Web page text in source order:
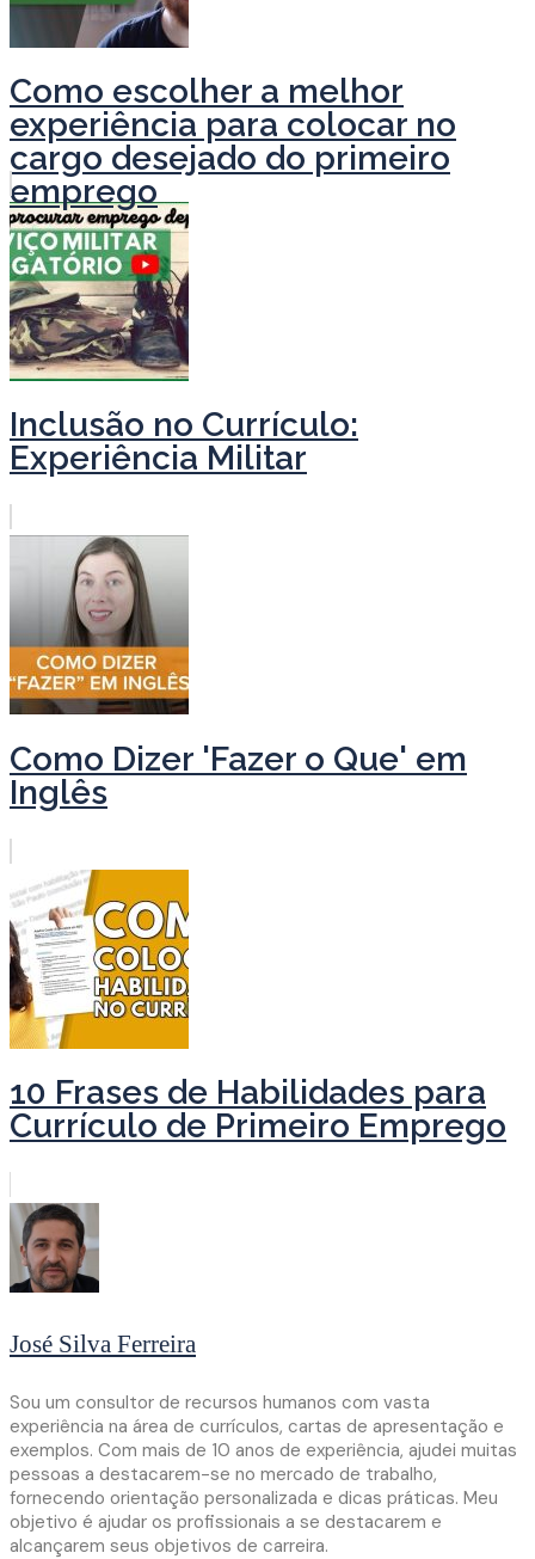
Como escolher a melhor
experiência para colocar no
cargo desejado do primeiro
emprego
Inclusão no Currículo:
Experiência Militar
Como Dizer 'Fazer o Que' em
Inglês
10 Frases de Habilidades para
Currículo de Primeiro Emprego
José Silva Ferreira
Sou um consultor de recursos humanos com vasta
experiência na área de currículos, cartas de apresentação e
exemplos. Com mais de 10 anos de experiência, ajudei muitas
pessoas a destacarem-se no mercado de trabalho,
fornecendo orientação personalizada e dicas práticas. Meu
objetivo é ajudar os profissionais a se destacarem e
alcançarem seus objetivos de carreira.